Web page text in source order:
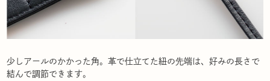
少しアールのかかった角。革で仕立てた紐の先端は、好みの長さで
結んで調節できます。